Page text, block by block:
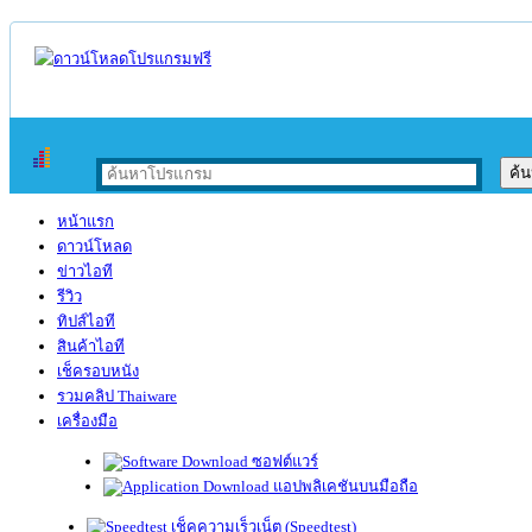
หน้าแรก
ดาวน์โหลด
ข่าวไอที
รีวิว
ทิปส์ไอที
สินค้าไอที
เช็ครอบหนัง
รวมคลิป Thaiware
เครื่องมือ
ซอฟต์แวร์
แอปพลิเคชันบนมือถือ
เช็คความเร็วเน็ต (Speedtest)